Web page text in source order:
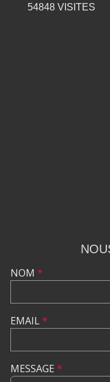
54848VISITES
NOM *
EMAIL*
MESSAGE *